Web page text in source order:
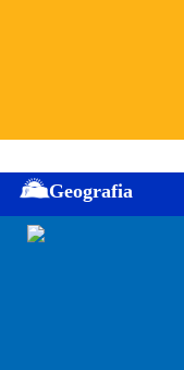
Geografia